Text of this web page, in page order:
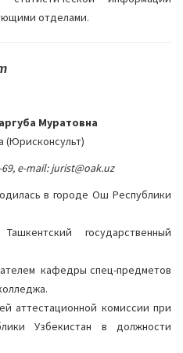
отделами.
Муратовна
(Юрисконсульт)
69, e-mail: jurist@oak.uz
в городе Ош Республики
государственный
кафедры спец-предметов
аттестационной комиссии при
Узбекистан в должности